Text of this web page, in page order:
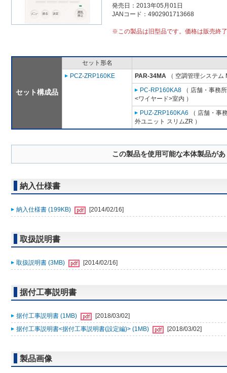
発売日：2013年05月01日
JANコード：4902901713668
※この製品は旧型品です。価格は販売終
セット構成品
セット形名
PCZ-ZRP160KE
PAR-34MA （ 空調管理システム
PC-RP160KA8 （ 店舗・事務
<ワイヤード>室内 ）
PUZ-ZRP160KA6 （ 店舗・事
外ユニット スリムZR ）
この製品を使用可能な本体製品が
納入仕様書
納入仕様書 (199KB) [2014/02/16]
取扱説明書
取扱説明書 (3MB) [2014/02/16]
据付工事説明書
据付工事説明書 (1MB)
[2018/03/02]
据付工事説明書<据付工事説明書(設定編)> (1MB)
[2018/03/02]
製品画像